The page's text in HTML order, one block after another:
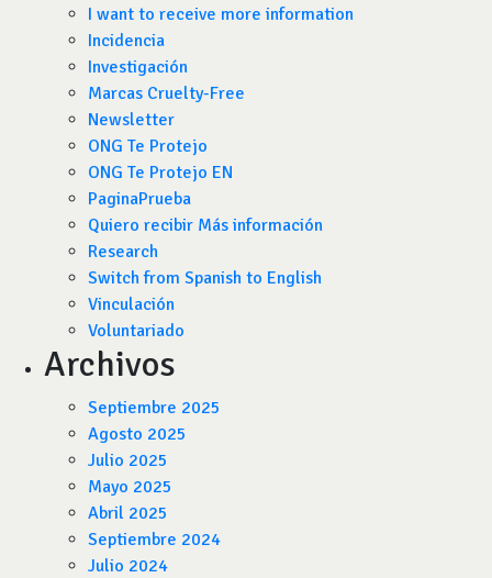
I want to receive more information
Incidencia
Investigación
Marcas Cruelty-Free
Newsletter
ONG Te Protejo
ONG Te Protejo EN
PaginaPrueba
Quiero recibir Más información
Research
Switch from Spanish to English
Vinculación
Voluntariado
Archivos
Septiembre 2025
Agosto 2025
Julio 2025
Mayo 2025
Abril 2025
Septiembre 2024
Julio 2024